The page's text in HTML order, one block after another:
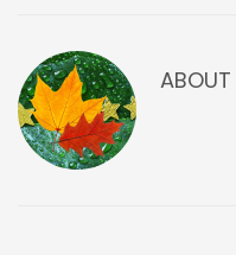
ABOUT